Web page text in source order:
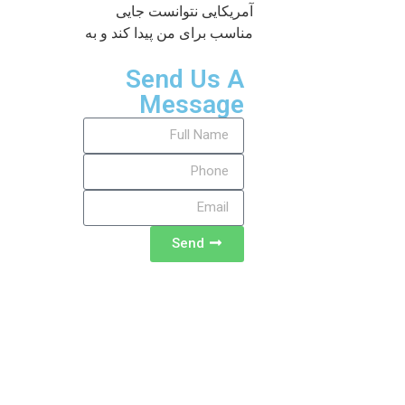
آمریکایی نتوانست جایی
مناسب برای من پیدا کند و به
Send Us A
Message
Send